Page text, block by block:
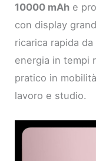
10000 mAh e
con display
ricarica rapida da
energia in tempi
pratico in
lavoro e studio.